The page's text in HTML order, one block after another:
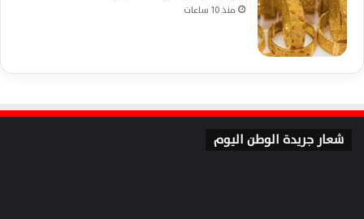
منذ 10 ساعات
شعار جريدة الوطن اليوم